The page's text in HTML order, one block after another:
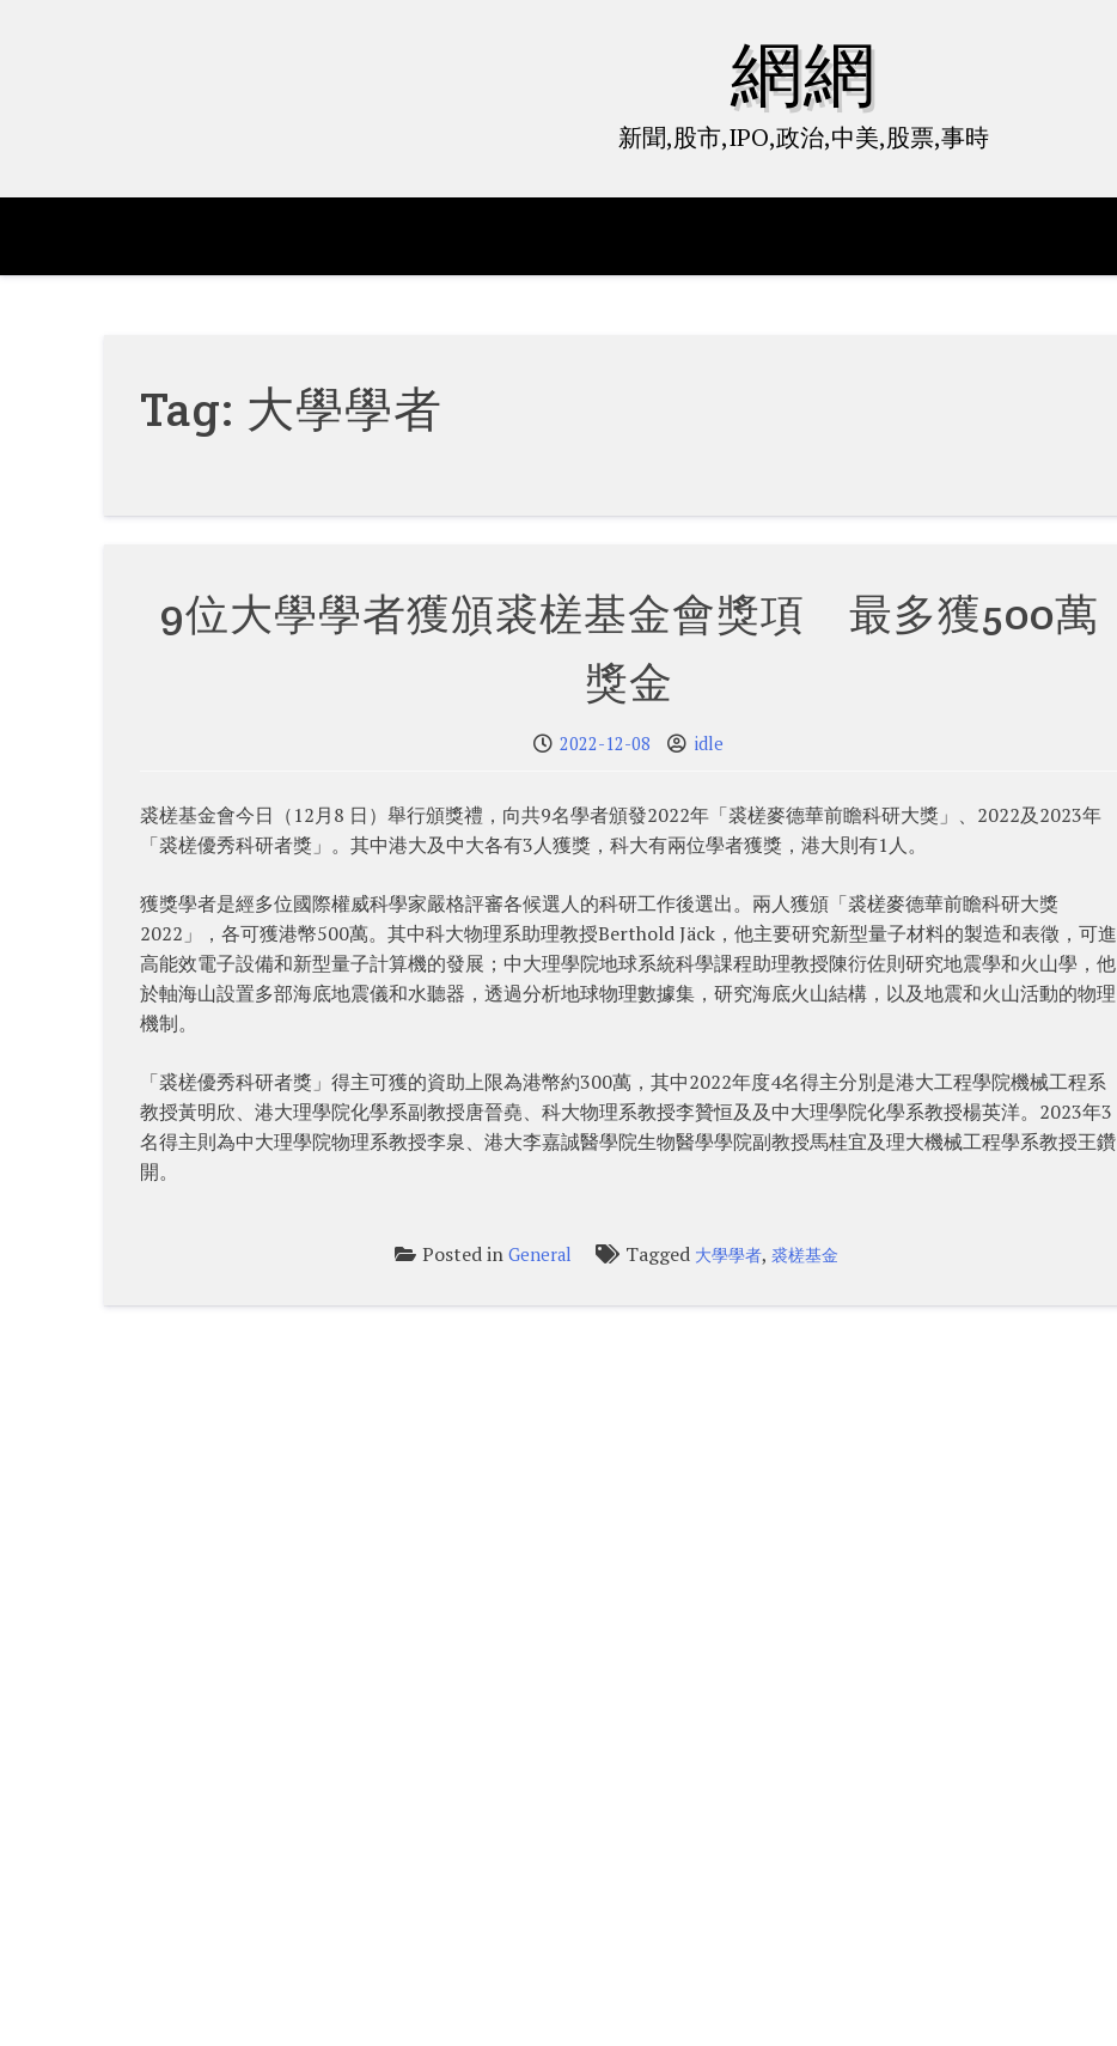
網網
新聞,股市,IPO,政治,中美,股票,事時
Tag: 大學學者
9位大學學者獲頒裘槎基金會獎項 最多獲500萬
獎金
2022-12-08 idle
裘槎基金會今日（12月8 日）舉行頒獎禮，向共9名學者頒發2022年「裘槎麥德華前瞻科研大獎」、2022及2023年
「裘槎優秀科研者獎」。其中港大及中大各有3人獲獎，科大有兩位學者獲獎，港大則有1人。
獲獎學者是經多位國際權威科學家嚴格評審各候選人的科研工作後選出。兩人獲頒「裘槎麥德華前瞻科研大獎
2022」，各可獲港幣500萬。其中科大物理系助理教授Berthold Jäck，他主要研究新型量子材料的製造和表徵，可進
高能效電子設備和新型量子計算機的發展；中大理學院地球系統科學課程助理教授陳衍佐則研究地震學和火山學，他
於軸海山設置多部海底地震儀和水聽器，透過分析地球物理數據集，研究海底火山結構，以及地震和火山活動的物理
機制。
「裘槎優秀科研者獎」得主可獲的資助上限為港幣約300萬，其中2022年度4名得主分別是港大工程學院機械工程系
教授黃明欣、港大理學院化學系副教授唐晉堯、科大物理系教授李贊恒及及中大理學院化學系教授楊英洋。2023年3
名得主則為中大理學院物理系教授李泉、港大李嘉誠醫學院生物醫學學院副教授馬桂宜及理大機械工程學系教授王鑽
開。
Posted inGeneral Tagged 大學學者,裘槎基金